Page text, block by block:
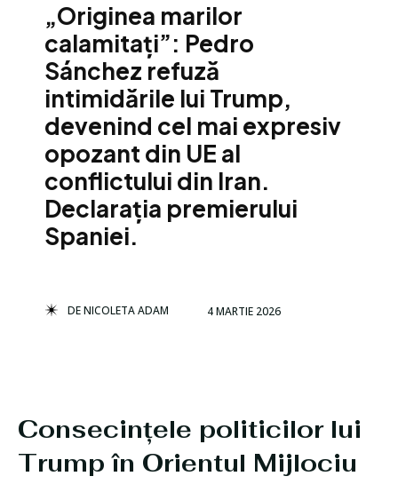
„Originea marilor
calamitați”: Pedro
Sánchez refuză
intimidările lui Trump,
devenind cel mai expresiv
opozant din UE al
conflictului din Iran.
Declarația premierului
Spaniei.
DENICOLETA ADAM 4 MARTIE 2026
Consecințele politicilor lui
Trump în Orientul Mijlociu